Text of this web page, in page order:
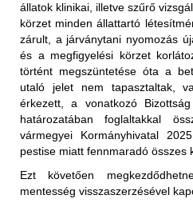
állatok klinikai, illetve szűrő
körzet minden állattartó
zárult, a járványtani nyomozás
és a megfigyelési körzet
történt megszüntetése óta a
utaló jelet nem tapasztaltak,
érkezett, a vonatkozó
határozatában foglaltakkal
vármegyei Kormányhivatal
pestise miatt fennmaradó összes
Ezt követően
mentesség visszaszerzésével
Magyarország teljes
értesítés alapján)
Korlátozott állat/ termék:
vörös hús és az abból
valamint a nem hőkezelt
(juh és kecske)
vonatkozóan; ez a 2025.
szállítmányokra vonatkozik
a nem hőkezelt vörös hús
(juh- és kecskehús)